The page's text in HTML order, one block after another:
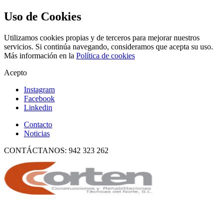
Uso de Cookies
Utilizamos cookies propias y de terceros para mejorar nuestros
servicios. Si continúa navegando, consideramos que acepta su uso.
Más información en la Política de cookies
Acepto
Instagram
Facebook
Linkedin
Contacto
Noticias
CONTÁCTANOS: 942 323 262